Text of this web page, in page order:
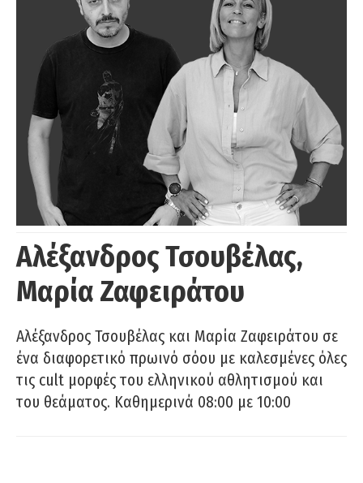
Αλέξανδρος Τσουβέλας,
Μαρία Ζαφειράτου
Αλέξανδρος Τσουβέλας και Μαρία Ζαφειράτου σε
ένα διαφορετικό πρωινό σόου με καλεσμένες όλες
τις cult μορφές του ελληνικού αθλητισμού και
του θεάματος. Καθημερινά 08:00 με 10:00